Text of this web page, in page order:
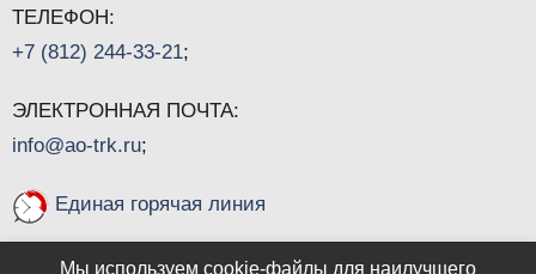
ТЕЛЕФОН:
+7 (812) 244-33-21;
ЭЛЕКТРОННАЯ ПОЧТА:
info@ao-trk.ru;
Единая горячая линия
Мы используем cookie-файлы для наилучшего